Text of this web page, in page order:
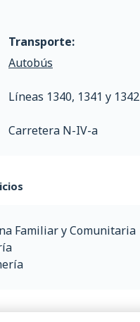
Transporte:
Autobús
Líneas 1340, 1341 y 1342
Carretera N-IV-a
Familiar y Comunitaria